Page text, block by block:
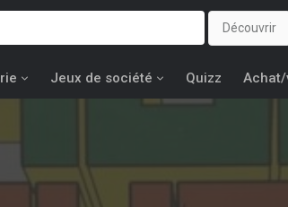
Découvrir
Jeux de société Quizz Achat/